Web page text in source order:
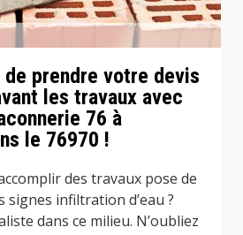
de prendre votre devis
les travaux avec
76 à
le 76970 !
des travaux pose de
infiltration d’eau ?
dans ce milieu. N’oubliez